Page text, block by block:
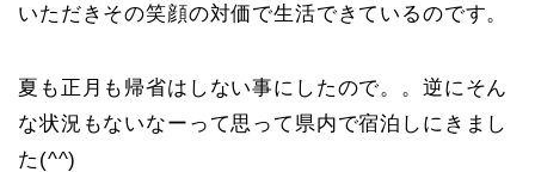
いただきその笑顔の対価で生活できているのです。
夏も正月も帰省はしない事にしたので。。逆にそん
な状況もないなーって思って県内で宿泊しにきまし
た(^^)